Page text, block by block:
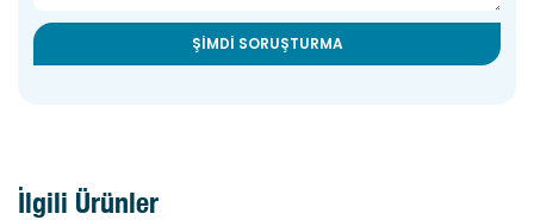
ŞIMDI SORUŞTURMA
İlgili Ürünler